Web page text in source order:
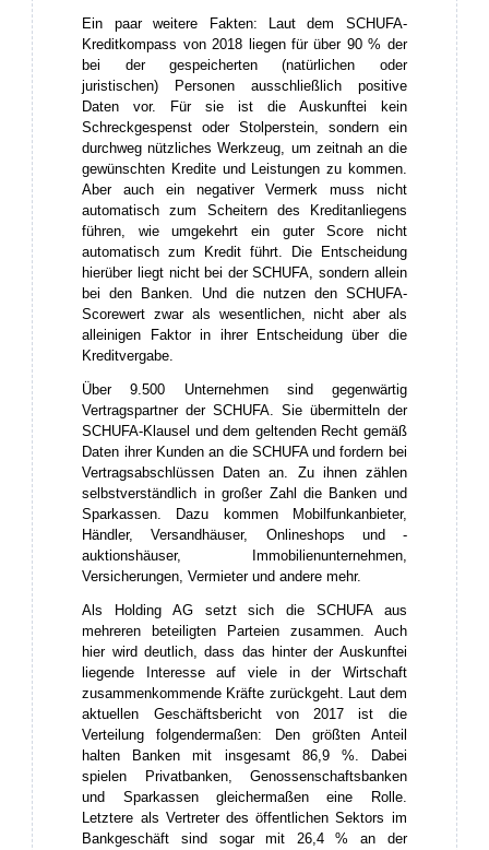
Ein paar weitere Fakten: Laut dem SCHUFA-
Kreditkompass von 2018 liegen für über 90 % der
bei der gespeicherten (natürlichen oder
juristischen) Personen ausschließlich positive
Daten vor. Für sie ist die Auskunftei kein
Schreckgespenst oder Stolperstein, sondern ein
durchweg nützliches Werkzeug, um zeitnah an die
gewünschten Kredite und Leistungen zu kommen.
Aber auch ein negativer Vermerk muss nicht
automatisch zum Scheitern des Kreditanliegens
führen, wie umgekehrt ein guter Score nicht
automatisch zum Kredit führt. Die Entscheidung
hierüber liegt nicht bei der SCHUFA, sondern allein
bei den Banken. Und die nutzen den SCHUFA-
Scorewert zwar als wesentlichen, nicht aber als
alleinigen Faktor in ihrer Entscheidung über die
Kreditvergabe.
Über 9.500 Unternehmen sind gegenwärtig
Vertragspartner der SCHUFA. Sie übermitteln der
SCHUFA-Klausel und dem geltenden Recht gemäß
Daten ihrer Kunden an die SCHUFA und fordern bei
Vertragsabschlüssen Daten an. Zu ihnen zählen
selbstverständlich in großer Zahl die Banken und
Sparkassen. Dazu kommen Mobilfunkanbieter,
Händler, Versandhäuser, Onlineshops und -
auktionshäuser, Immobilienunternehmen,
Versicherungen, Vermieter und andere mehr.
Als Holding AG setzt sich die SCHUFA aus
mehreren beteiligten Parteien zusammen. Auch
hier wird deutlich, dass das hinter der Auskunftei
liegende Interesse auf viele in der Wirtschaft
zusammenkommende Kräfte zurückgeht. Laut dem
aktuellen Geschäftsbericht von 2017 ist die
Verteilung folgendermaßen: Den größten Anteil
halten Banken mit insgesamt 86,9 %. Dabei
spielen Privatbanken, Genossenschaftsbanken
und Sparkassen gleichermaßen eine Rolle.
Letztere als Vertreter des öffentlichen Sektors im
Bankgeschäft sind sogar mit 26,4 % an der